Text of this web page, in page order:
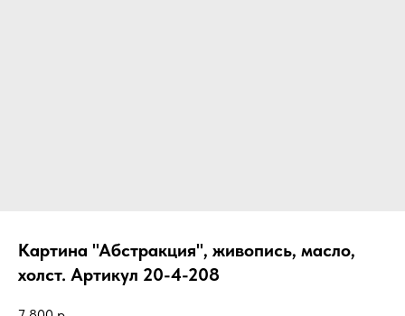
Картина "Абстракция", живопись, масло,
холст. Артикул 20-4-208